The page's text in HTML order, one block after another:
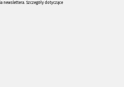
Szczegóły dotyczące